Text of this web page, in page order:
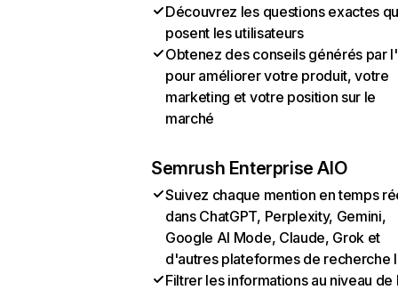
Découvrez les questions exactes
posent les utilisateurs
Obtenez des conseils générés par
pour améliorer votre produit, votre
marketing et votre position sur le
marché
Semrush Enterprise AIO
Suivez chaque mention en temps
dans ChatGPT, Perplexity, Gemini,
Google AI Mode, Claude, Grok et
d'autres plateformes de recherche
Filtrer les informations au niveau de